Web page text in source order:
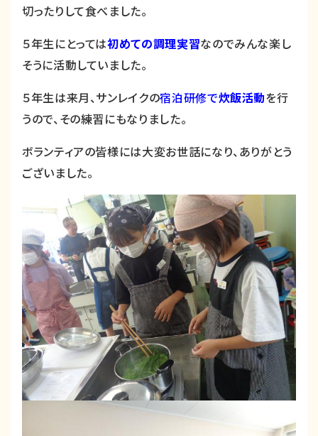
切ったりして食べました。
５年生にとっては初めての調理実習なのでみんな楽し
そうに活動していました。
５年生は来月、サンレイクの宿泊研修で炊飯活動を行
うので、その練習にもなりました。
ボランティアの皆様には大変お世話になり、ありがとう
ございました。